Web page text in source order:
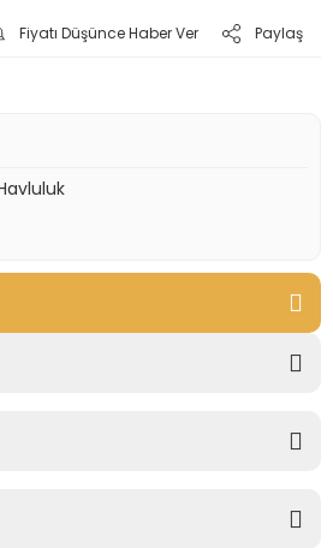
Fiyatı Düşünce Haber Ver Paylaş